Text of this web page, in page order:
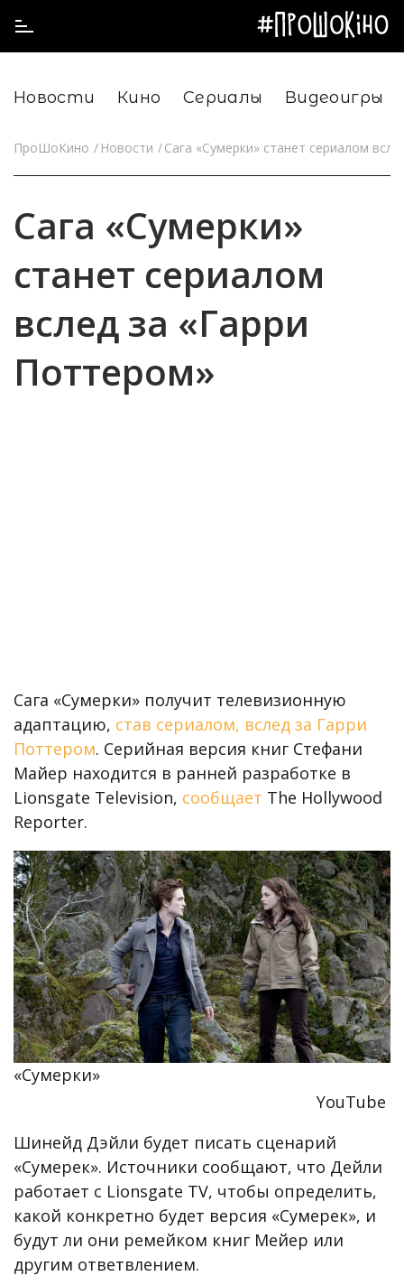
Новости Кино Сериалы Видеоигры
ПроШоКино Новости Сага «Сумерки» станет сериалом
Сага «Сумерки»
станет сериалом
вслед за «Гарри
Поттером»
Сага «Сумерки» получит телевизионную
адаптацию, став сериалом, вслед за Гарри
Поттером. Серийная версия книг Стефани
Майер находится в ранней разработке в
Lionsgate Television, сообщает The Hollywood
Reporter.
«Сумерки»
YouTube
Шинейд Дэйли будет писать сценарий
«Сумерек». Источники сообщают, что Дейли
работает с Lionsgate TV, чтобы определить,
какой конкретно будет версия «Сумерек», и
будут ли они ремейком книг Мейер или
другим ответвлением.